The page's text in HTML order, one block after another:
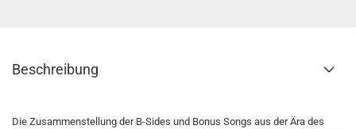
Beschreibung
Die Zusammenstellung der B-Sides und Bonus Songs aus der Ära des